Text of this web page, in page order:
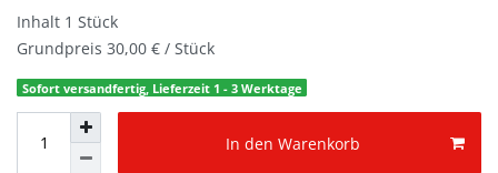
Inhalt 1 Stück
Grundpreis 30,00 € / Stück
Sofort versandfertig, Lieferzeit 1 - 3 Werktage
In den Warenkorb